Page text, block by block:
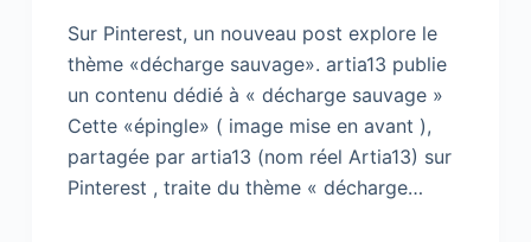
Sur Pinterest, un nouveau post explore le
thème «décharge sauvage». artia13 publie
un contenu dédié à « décharge sauvage »
Cette «épingle» ( image mise en avant ),
partagée par artia13 (nom réel Artia13) sur
Pinterest , traite du thème « décharge…